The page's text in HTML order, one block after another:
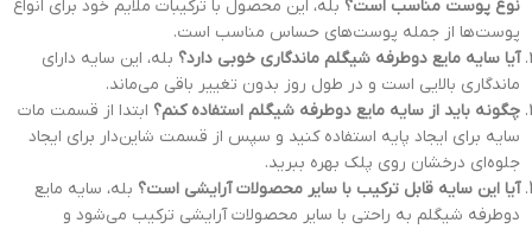
نوع پوست مناسب است؟ بله، این محصول با ترکیبات ملایم خود برای انواع
پوست‌ها از جمله پوست‌های حساس مناسب است.
آیا سایه مایع دوطرفه شیگلم ماندگاری خوبی دارد؟ بله، این سایه دارای
ماندگاری بالایی است و در طول روز بدون تغییر باقی می‌ماند.
چگونه باید از سایه مایع دوطرفه شیگلم استفاده کنم؟ ابتدا از قسمت مات
سایه برای ایجاد پایه استفاده کنید و سپس از قسمت شاین‌دار برای ایجاد
جلوه‌ای درخشان روی پلک بهره ببرید.
آیا این سایه قابل ترکیب با سایر محصولات آرایشی است؟ بله، سایه مایع
دوطرفه شیگلم به راحتی با سایر محصولات آرایشی ترکیب می‌شود و